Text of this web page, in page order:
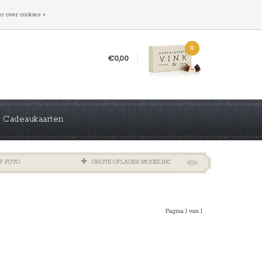
€0,00
0
Cadeaukaarten
FOTO GROTE OPLAGES MOGELIJK!
Pagina 1 van 1
over cookies »